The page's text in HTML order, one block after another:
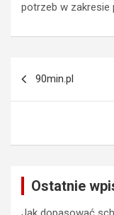
potrzeb w zakresie
90min.pl
Ostatnie